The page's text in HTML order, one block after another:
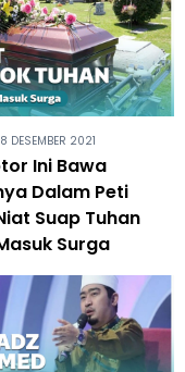
DESEMBER 2021
Ini Bawa
Dalam Peti
Suap Tuhan
Surga